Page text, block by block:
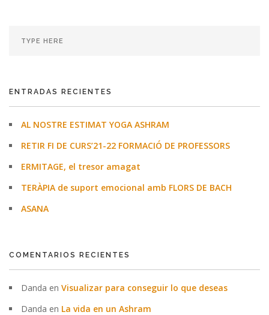
ENTRADAS RECIENTES
AL NOSTRE ESTIMAT YOGA ASHRAM
RETIR FI DE CURS’21-22 FORMACIÓ DE PROFESSORS
ERMITAGE, el tresor amagat
TERÀPIA de suport emocional amb FLORS DE BACH
ASANA
COMENTARIOS RECIENTES
Danda en Visualizar para conseguir lo que deseas
Danda en La vida en un Ashram